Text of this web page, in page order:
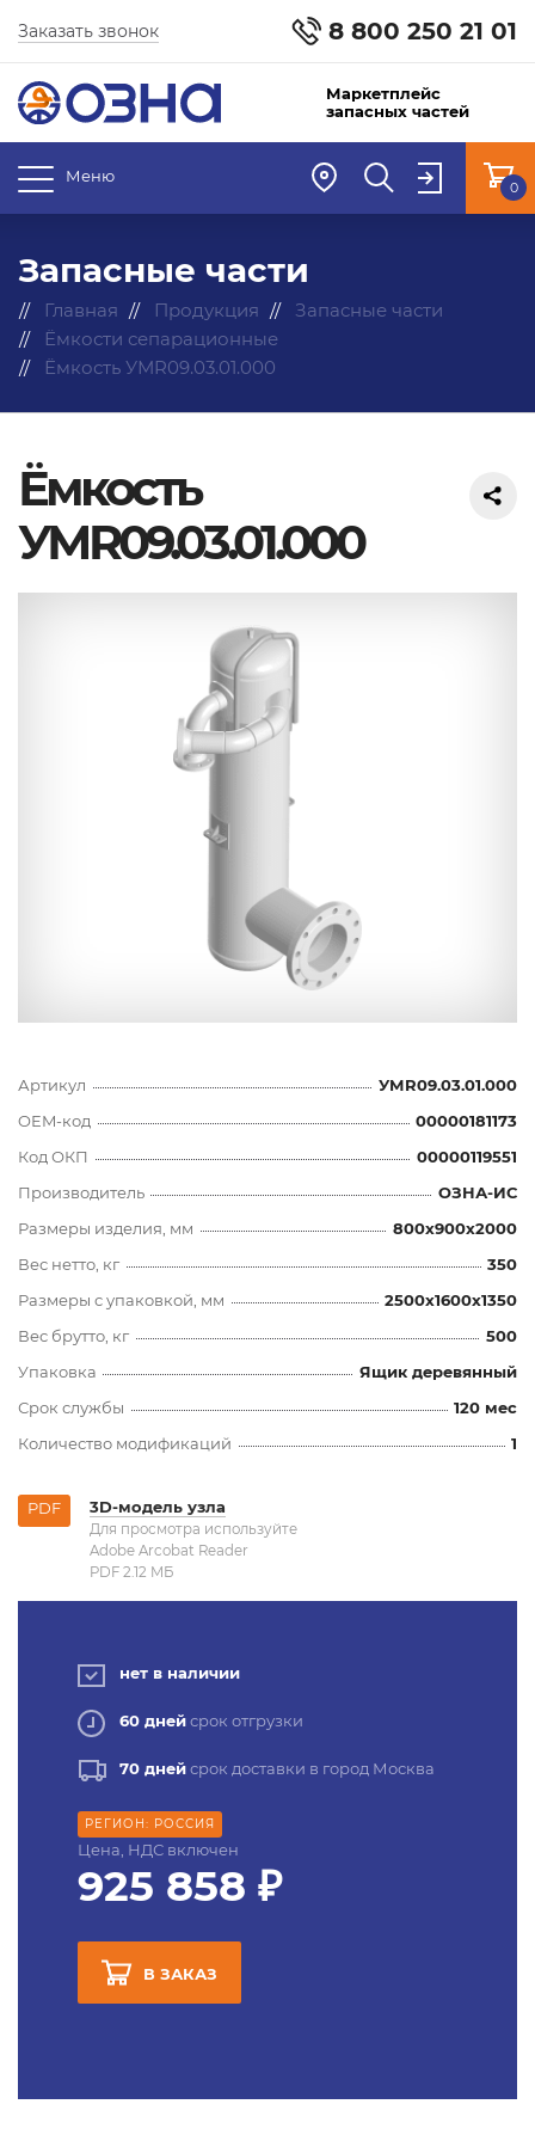
8 800 250 21 01
Заказать звонок
Маркетплейс
запасных частей
Меню
0
Запасные части
Главная Продукция
Запасные части
Ёмкости сепарационные
Ёмкость УМR09.03.01.000
Ёмкость
УМR09.03.01.000
Артикул
УМR09.03.01.000
OEM-код
00000181173
Код ОКП
00000119551
Производитель
ОЗНА-ИС
Размеры изделия, мм
800x900x2000
Вес нетто, кг
350
Размеры с упаковкой, мм
2500x1600x1350
Вес брутто, кг
500
Упаковка
Ящик деревянный
Срок службы
120 мес
Количество модификаций
1
PDF 3D-модель узла
Для просмотра используйте
Adobe Arcobat Reader
PDF 2.12 MБ
нет в наличии
60 днейсрок отгрузки
70 днейсрок доставки в город Москва
РЕГИОН: РОССИЯ
Цена, НДС включен
925 858 ₽
В ЗАКАЗ